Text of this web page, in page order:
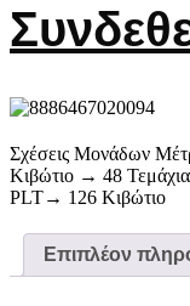
Σχέσεις Μονάδων
Κιβώτιο → 48 Τεμάχια
PLT→ 126 Κιβώτιο
Επιπλέον